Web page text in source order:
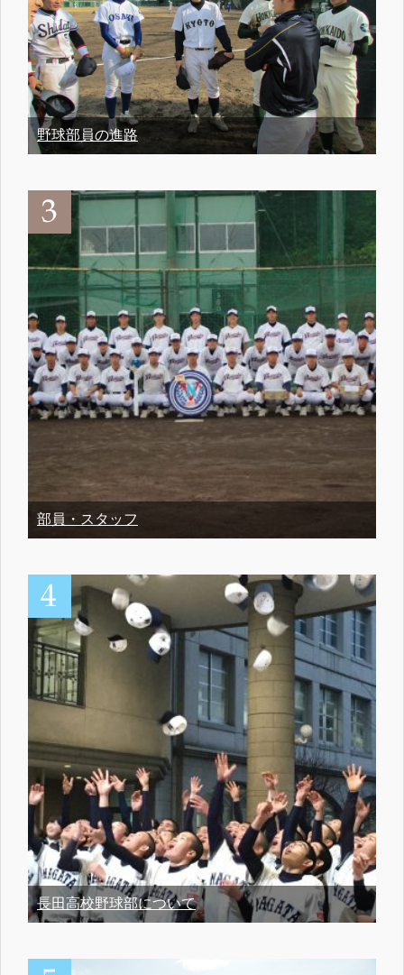
野球部員の進路
部員・スタッフ
長田高校野球部について